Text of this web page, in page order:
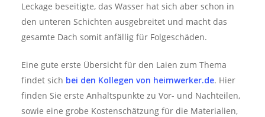
Leckage beseitigte, das Wasser hat sich aber schon in
den unteren Schichten ausgebreitet und macht das
gesamte Dach somit anfällig für Folgeschäden.
Eine gute erste Übersicht für den Laien zum Thema
findet sich bei den Kollegen von heimwerker.de. Hier
finden Sie erste Anhaltspunkte zu Vor- und Nachteilen,
sowie eine grobe Kostenschätzung für die Materialien,